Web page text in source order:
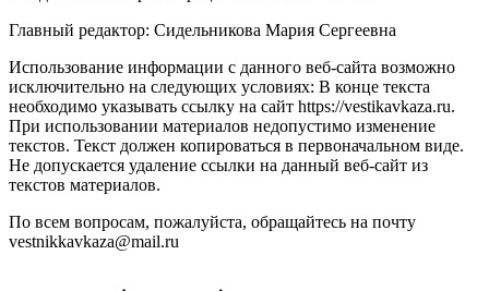
Главный редактор: Сидельникова Мария Сергеевна
Использование информации с данного веб-сайта возможно
исключительно на следующих условиях: В конце текста
необходимо указывать ссылку на сайт https://vestikavkaza.ru.
При использовании материалов недопустимо изменение
текстов. Текст должен копироваться в первоначальном виде.
Не допускается удаление ссылки на данный веб-сайт из
текстов материалов.
По всем вопросам, пожалуйста, обращайтесь на почту
vestnikkavkaza@mail.ru